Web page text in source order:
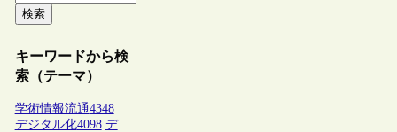
検索
キーワードから検
索（テーマ）
学術情報流通4348
デジタル化4098 デ